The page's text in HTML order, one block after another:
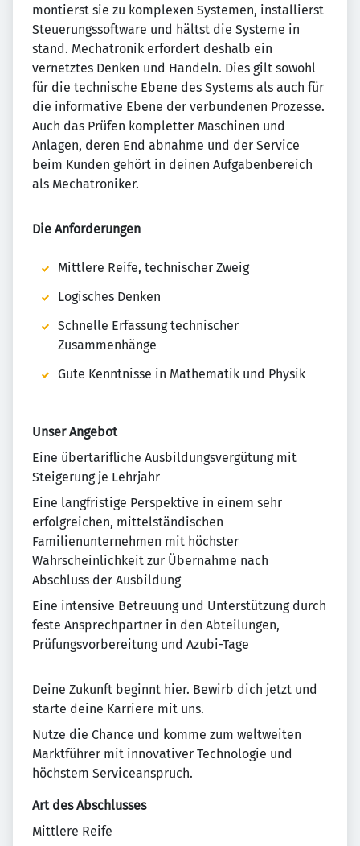
montierst sie zu komplexen Systemen, installierst
Steuerungssoftware und hältst die Systeme in
stand. Mechatronik erfordert deshalb ein
vernetztes Denken und Handeln. Dies gilt sowohl
für die technische Ebene des Systems als auch für
die informative Ebene der verbundenen Prozesse.
Auch das Prüfen kompletter Maschinen und
Anlagen, deren End abnahme und der Service
beim Kunden gehört in deinen Aufgabenbereich
als Mechatroniker.
Die Anforderungen
Mittlere Reife, technischer Zweig
Logisches Denken
Schnelle Erfassung technischer
Zusammenhänge
Gute Kenntnisse in Mathematik und Physik
Unser Angebot
Eine übertarifliche Ausbildungsvergütung mit
Steigerung je Lehrjahr
Eine langfristige Perspektive in einem sehr
erfolgreichen, mittelständischen
Familienunternehmen mit höchster
Wahrscheinlichkeit zur Übernahme nach
Abschluss der Ausbildung
Eine intensive Betreuung und Unterstützung durch
feste Ansprechpartner in den Abteilungen,
Prüfungsvorbereitung und Azubi-Tage
Deine Zukunft beginnt hier. Bewirb dich jetzt und
starte deine Karriere mit uns.
Nutze die Chance und komme zum weltweiten
Marktführer mit innovativer Technologie und
höchstem Serviceanspruch.
Art des Abschlusses
Mittlere Reife